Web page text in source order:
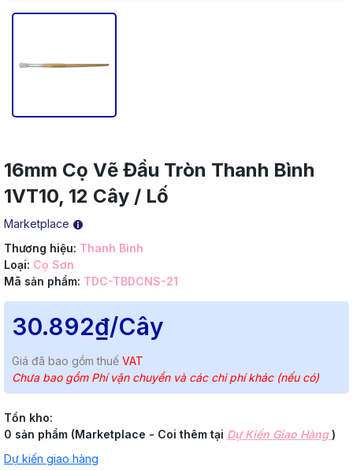
16mm Cọ Vẽ Đầu Tròn Thanh Bình
1VT10, 12 Cây / Lố
Marketplace
Thương hiệu: Thanh Bình
Loại: Cọ Sơn
Mã sản phẩm: TDC-TBDCNS-21
30.892₫/Cây
Giá đã bao gồm thuế VAT
Chưa bao gồm Phí vận chuyển và các chi phí khác (nếu có)
Tồn kho:
0 sản phẩm (Marketplace - Coi thêm tại Dự Kiến Giao Hàng)
Dự kiến giao hàng